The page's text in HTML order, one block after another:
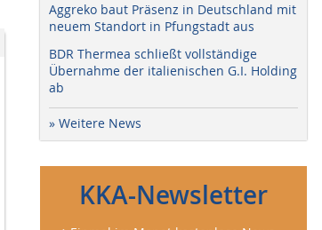
Aggreko baut Präsenz in Deutschland mit
neuem Standort in Pfungstadt aus
BDR Thermea schließt vollständige
Übernahme der italienischen G.I. Holding
ab
» Weitere News
KKA-Newsletter